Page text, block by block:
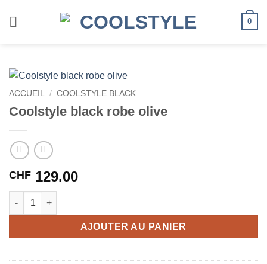
0
ACCUEIL / COOLSTYLE BLACK
Coolstyle black robe olive
CHF 129.00
quantité de Coolstyle black robe olive
AJOUTER AU PANIER